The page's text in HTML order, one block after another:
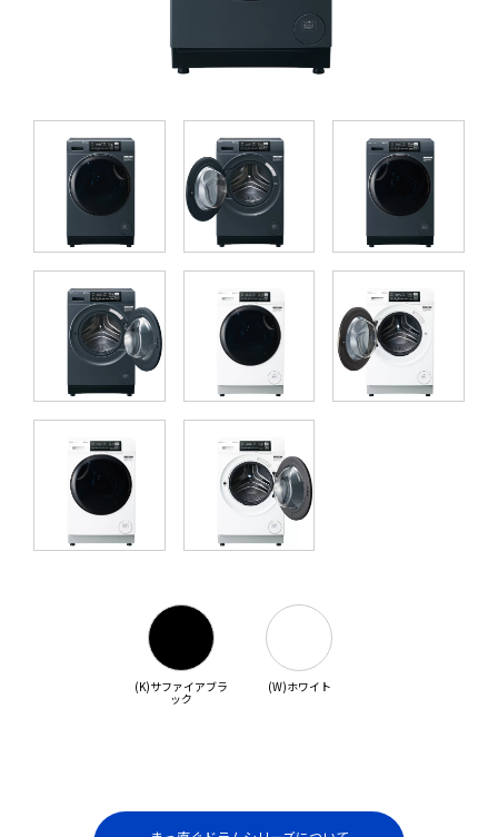
(K)サファイアブラ
ック
(W)ホワイト